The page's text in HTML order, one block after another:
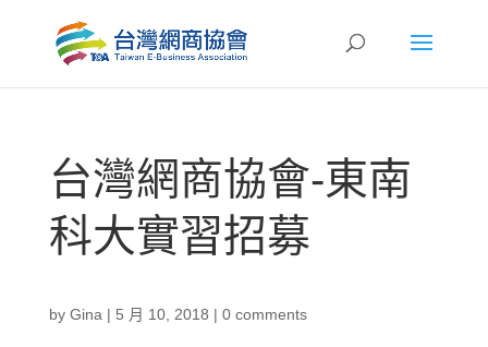
台灣網商協會-東南
科大實習招募
by Gina | 5 月 10, 2018 | 0 comments